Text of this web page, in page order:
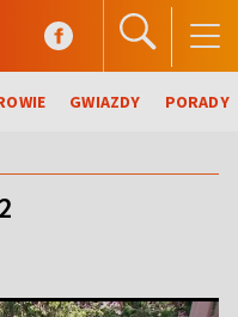
GWIAZDY PORADY